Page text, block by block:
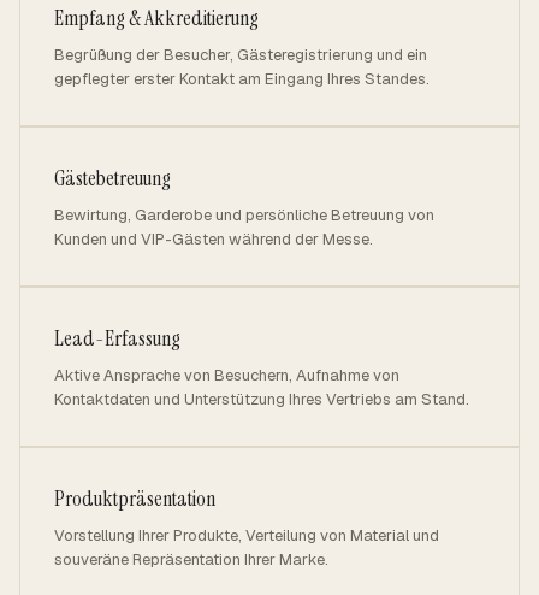
Empfang & Akkreditierung
Begrüßung der Besucher, Gästeregistrierung und ein
gepflegter erster Kontakt am Eingang Ihres Standes.
Gästebetreuung
Bewirtung, Garderobe und persönliche Betreuung von
Kunden und VIP-Gästen während der Messe.
Lead-Erfassung
Aktive Ansprache von Besuchern, Aufnahme von
Kontaktdaten und Unterstützung Ihres Vertriebs am Stand.
Produktpräsentation
Vorstellung Ihrer Produkte, Verteilung von Material und
souveräne Repräsentation Ihrer Marke.